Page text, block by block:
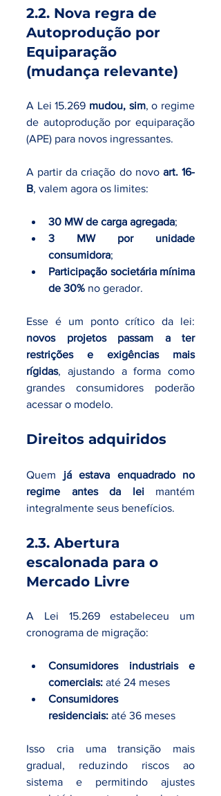
2.2. Nova regra de
Autoprodução por
Equiparação
(mudança relevante)
A Lei 15.269 mudou, sim, o regime
de autoprodução por equiparação
(APE) para novos ingressantes.
A partir da criação do novo art. 16-
B, valem agora os limites:
30 MW de carga agregada;
3 MW por unidade
consumidora;
Participação societária mínima
de 30% no gerador.
novos projetos passam a ter
restrições e exigências mais
rígidas, ajustando a forma como
grandes consumidores poderão
acessar o modelo.
Direitos adquiridos
Quem já estava enquadrado no
regime antes da lei mantém
integralmente seus benefícios.
2.3. Abertura
escalonada para o
Mercado Livre
A Lei 15.269 estabeleceu um
cronograma de migração:
Consumidores industriais e
comerciais: até 24 meses
Consumidores
residenciais: até 36 meses
Isso cria uma transição mais
gradual, reduzindo riscos ao
sistema e permitindo ajustes